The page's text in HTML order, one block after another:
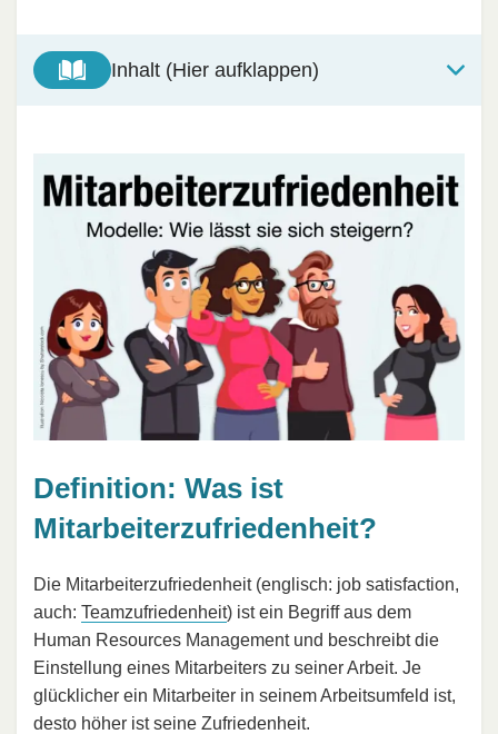
Inhalt (Hier aufklappen)
Definition: Was ist
Mitarbeiterzufriedenheit?
Die Mitarbeiterzufriedenheit (englisch: job satisfaction,
auch: Teamzufriedenheit) ist ein Begriff aus dem
Human Resources Management und beschreibt die
Einstellung eines Mitarbeiters zu seiner Arbeit. Je
glücklicher ein Mitarbeiter in seinem Arbeitsumfeld ist,
desto höher ist seine Zufriedenheit.